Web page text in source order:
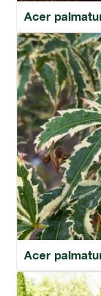
Acer
Acer